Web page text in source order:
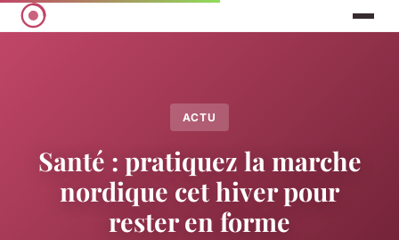
ACTU
Santé : pratiquez la marche
nordique cet hiver pour
rester en forme